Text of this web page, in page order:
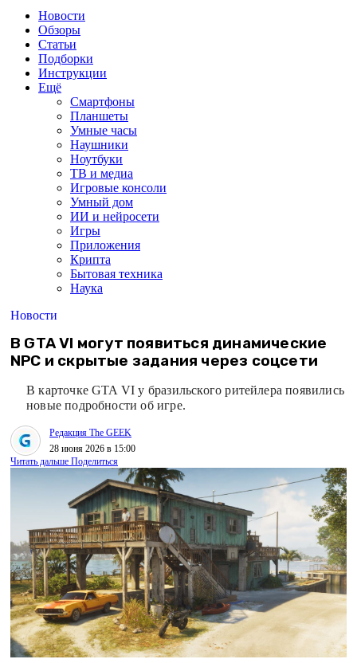
Новости
Обзоры
Статьи
Подборки
Инструкции
Ещё
Смартфоны
Планшеты
Умные часы
Наушники
Ноутбуки
ТВ и медиа
Игровые консоли
Умный дом
ИИ и нейросети
Игры
Приложения
Крипта
Бытовая техника
Наука
Новости
В GTA VI могут появиться динамические
NPC и скрытые задания через соцсети
В карточке GTA VI у бразильского ритейлера появились
новые подробности об игре.
Редакция The GEEK
28 июня 2026 в 15:00
Читать дальше Поделиться